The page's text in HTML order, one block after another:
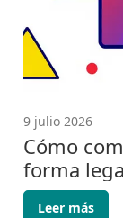
9 julio 2026
Cómo
forma
Leer más